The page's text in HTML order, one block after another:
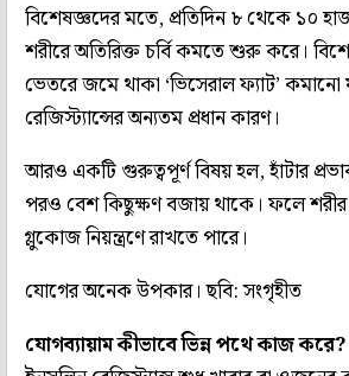
বিশেষজ্ঞদের মতে, প্রতিদিন ৮ থেকে ১০
শরীরে অতিরিক্ত চর্বি কমতে শুরু করে।
ভেতরে জমে থাকা ‘ভিসেরাল ফ্যাট’ কমানো
রেজিস্ট্যান্সের অন্যতম প্রধান কারণ।
আরও একটি গুরুত্বপূর্ণ বিষয় হল, হাঁটার
পরও বেশ কিছুক্ষণ বজায় থাকে। ফলে শরীর
গ্লুকোজ নিয়ন্ত্রণে রাখতে পারে।
যোগের অনেক উপকার। ছবি: সংগৃহীত
যোগব্যায়াম কীভাবে ভিন্ন পথে কাজ করে?